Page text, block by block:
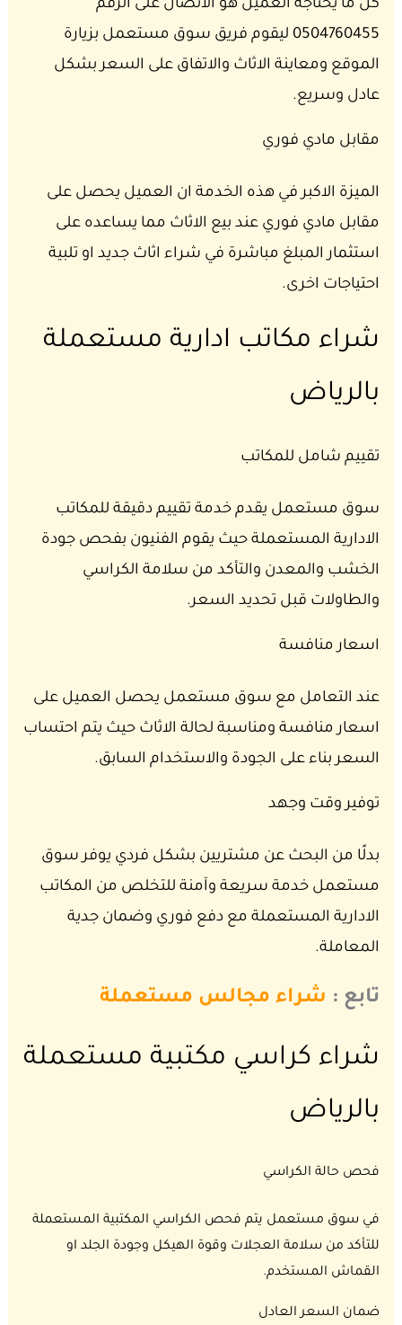
كل ما يحتاجه العميل هو الاتصال على الرقم
0504760455 ليقوم فريق سوق مستعمل بزيارة
الموقع ومعاينة الاثاث والاتفاق على السعر بشكل
عادل وسريع.
مقابل مادي فوري
الميزة الاكبر في هذه الخدمة ان العميل يحصل على
مقابل مادي فوري عند بيع الاثاث مما يساعده على
استثمار المبلغ مباشرة في شراء اثاث جديد او تلبية
احتياجات اخرى.
شراء مكاتب ادارية مستعملة
بالرياض
تقييم شامل للمكاتب
سوق مستعمل يقدم خدمة تقييم دقيقة للمكاتب
الادارية المستعملة حيث يقوم الفنيون بفحص جودة
الخشب والمعدن والتأكد من سلامة الكراسي
والطاولات قبل تحديد السعر.
اسعار منافسة
عند التعامل مع سوق مستعمل يحصل العميل على
اسعار منافسة ومناسبة لحالة الاثاث حيث يتم احتساب
السعر بناء على الجودة والاستخدام السابق.
توفير وقت وجهد
بدلًا من البحث عن مشتريين بشكل فردي يوفر سوق
مستعمل خدمة سريعة وآمنة للتخلص من المكاتب
الادارية المستعملة مع دفع فوري وضمان جدية
المعاملة.
تابع : شراء مجالس مستعملة
شراء كراسي مكتبية مستعملة
بالرياض
فحص حالة الكراسي
في سوق مستعمل يتم فحص الكراسي المكتبية المستعملة
للتأكد من سلامة العجلات وقوة الهيكل وجودة الجلد او
القماش المستخدم.
ضمان السعر العادل